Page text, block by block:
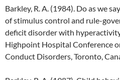
Barkley, R. A. (1984). Do as we
of stimulus control and rule-
deficit disorder with
Highpoint Hospital Conference
Conduct Disorders, Toronto,